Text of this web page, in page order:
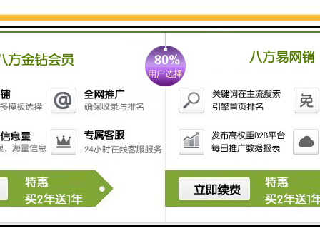
3. 防止病虫害传播：杂草往往是病虫害的重要宿主和传
播媒介。通过及时杂草，可以减少病虫害的滋生和传
播，降低农作物受害的风险。
4. 保护环境：勾机除草器可以替代化学除草剂的使用，
减少对环境的污染和对人体健康的影响。同时，它也可
性。
土壤环境，保护作物生长，提高农作物产量和质量，减
少对环境的污染。